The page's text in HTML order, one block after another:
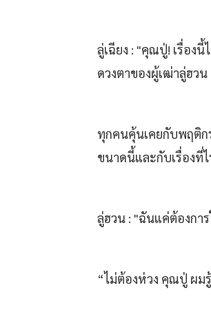
ลู่เฉียง : "คุณปู่! เรื่องนี้
ดวงตาของผู้เฒ่าลู่ฮวน
ทุกคนคุ้นเคยกับพฤติก
ขนาดนี้และกับเรื่องที่
ลู่ฮวน : "ฉันแค่ต้องกา
“ไม่ต้องห่วง คุณปู่ ผม